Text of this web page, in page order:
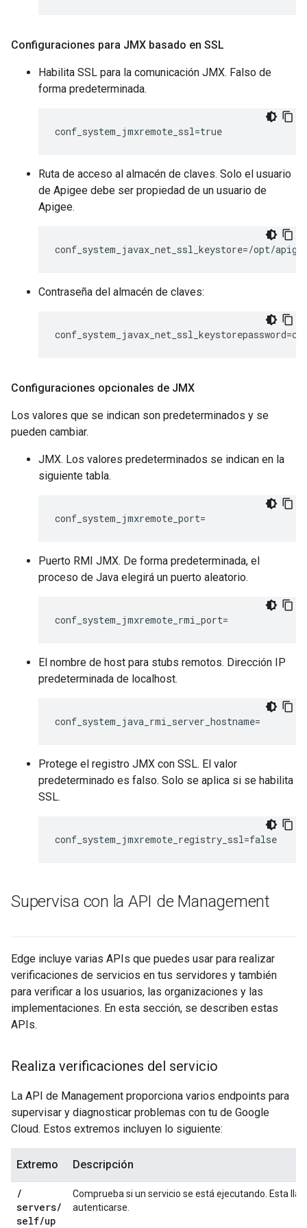
Configuraciones para JMX basado en SSL
Habilita SSL para la comunicación JMX. Falso de
forma predeterminada.
conf_system_jmxremote_ssl=true
Ruta de acceso al almacén de claves. Solo el usuario
de Apigee debe ser propiedad de un usuario de
Apigee.
conf_system_javax_net_ssl_keystore=/opt/
Contraseña del almacén de claves:
Configuraciones opcionales de JMX
Los valores que se indican son predeterminados y se
pueden cambiar.
JMX. Los valores predeterminados se indican en la
siguiente tabla.
conf_system_jmxremote_port=
Puerto RMI JMX. De forma predeterminada, el
proceso de Java elegirá un puerto aleatorio.
conf_system_jmxremote_rmi_port=
El nombre de host para stubs remotos. Dirección IP
predeterminada de localhost.
conf_system_java_rmi_server_hostname=
Protege el registro JMX con SSL. El valor
predeterminado es falso. Solo se aplica si se habilita
SSL.
conf_system_jmxremote_registry_ssl=false
Supervisa con la API de Management
Edge incluye varias APIs que puedes usar para realizar
verificaciones de servicios en tus servidores y también
para verificar a los usuarios, las organizaciones y las
implementaciones. En esta sección, se describen estas
APIs.
Realiza verificaciones del servicio
La API de Management proporciona varios endpoints para
supervisar y diagnosticar problemas con tu de Google
Cloud. Estos extremos incluyen lo siguiente:
Extremo Descripción
/
servers/
self/up
Comprueba si un servicio se está ejecutando. Esta
autenticarse.